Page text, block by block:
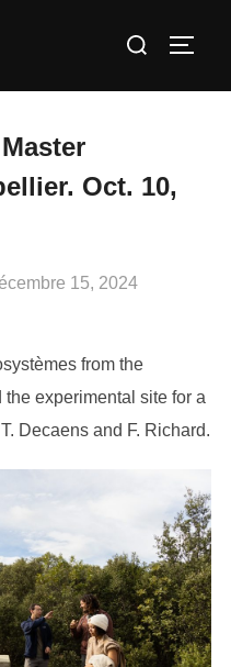
Rechercher :
Oct. 10,
15, 2024
from the
experimental site for a
Decaens and F. Richard.